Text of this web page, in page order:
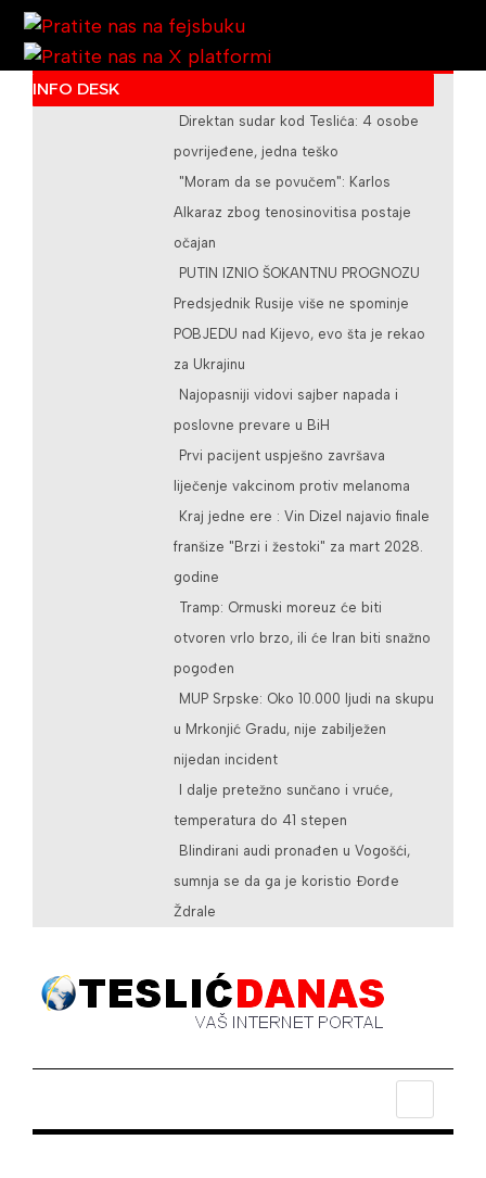
/teslicdanas@gmail.com
INFO DESK
Direktan sudar kod Teslića: 4 osobe
povrijeđene, jedna teško
"Moram da se povučem": Karlos
Alkaraz zbog tenosinovitisa postaje
očajan
PUTIN IZNIO ŠOKANTNU PROGNOZU
Predsjednik Rusije više ne spominje
POBJEDU nad Kijevo, evo šta je rekao
za Ukrajinu
Najopasniji vidovi sajber napada i
poslovne prevare u BiH
Prvi pacijent uspješno završava
liječenje vakcinom protiv melanoma
Kraj jedne ere : Vin Dizel najavio finale
franšize "Brzi i žestoki" za mart 2028.
godine
Tramp: Ormuski moreuz će biti
otvoren vrlo brzo, ili će Iran biti snažno
pogođen
MUP Srpske: Oko 10.000 ljudi na skupu
u Mrkonjić Gradu, nije zabilježen
nijedan incident
I dalje pretežno sunčano i vruće,
temperatura do 41 stepen
Blindirani audi pronađen u Vogošći,
sumnja se da ga je koristio Đorđe
Ždrale